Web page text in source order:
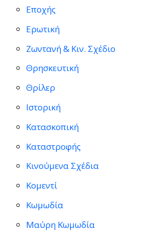
Εποχής
Ερωτική
Ζωντανή & Κιν. Σχέδιο
Θρησκευτική
Θρίλερ
Ιστορική
Κατασκοπική
Καταστροφής
Κινούμενα Σχέδια
Κομεντί
Κωμωδία
Μαύρη Κωμωδία